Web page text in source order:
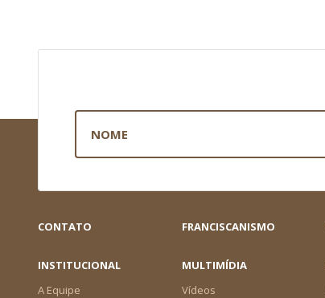
CONTATO FRANCISCANISMO
INSTITUCIONAL
A Equipe
MULTIMÍDIA
Vídeos